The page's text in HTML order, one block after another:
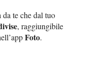
te che dal tuo
, raggiungibile
Foto.